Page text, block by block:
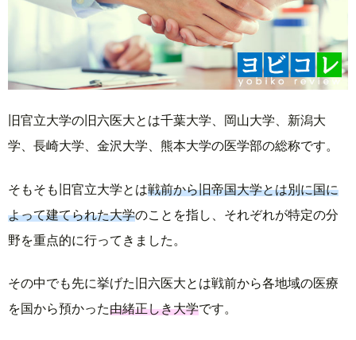
旧官立大学の旧六医大とは千葉大学、岡山大学、新潟大
学、長崎大学、金沢大学、熊本大学の医学部の総称です。
そもそも旧官立大学とは戦前から旧帝国大学とは別に国に
よって建てられた大学のことを指し、それぞれが特定の分
野を重点的に行ってきました。
その中でも先に挙げた旧六医大とは戦前から各地域の医療
を国から預かった由緒正しき大学です。